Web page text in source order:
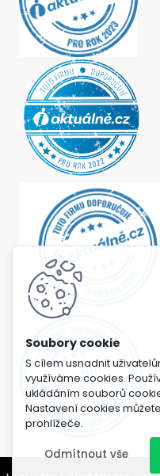
S cílem usnadnit
využíváme cookies.
ukládáním souborů
Nastavení cookies
prohlížeče.
Odmítnout vše